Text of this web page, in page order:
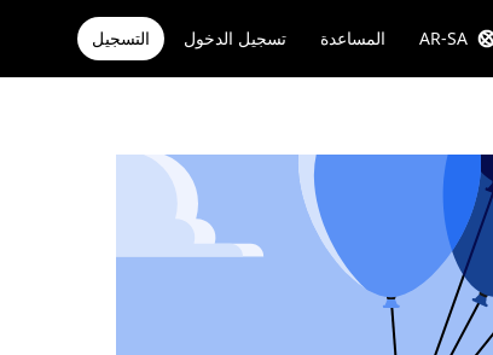
AR-SA المساعدة تسجيل الدخول التسجيل